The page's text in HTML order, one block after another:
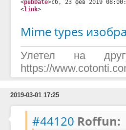
<pubDate>сб, 23 фев 2019
<link>
Mime types
Улетел на
https://
2019-03-01 17:25
#44120 Roffun: